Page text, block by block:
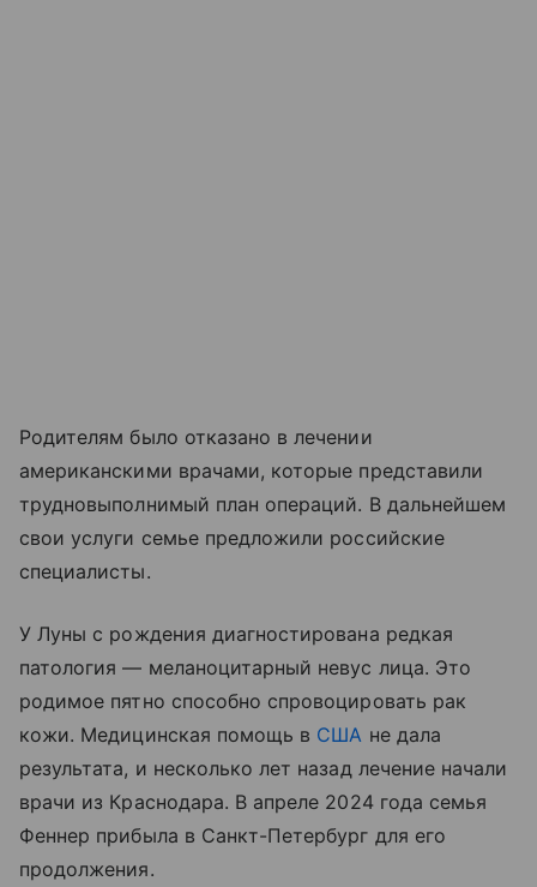
Родителям было отказано в лечении
американскими врачами, которые представили
трудновыполнимый план операций. В дальнейшем
свои услуги семье предложили российские
специалисты.
У Луны с рождения диагностирована редкая
патология — меланоцитарный невус лица. Это
родимое пятно способно спровоцировать рак
кожи. Медицинская помощь в США не дала
результата, и несколько лет назад лечение начали
врачи из Краснодара. В апреле 2024 года семья
Феннер прибыла в Санкт-Петербург для его
продолжения.